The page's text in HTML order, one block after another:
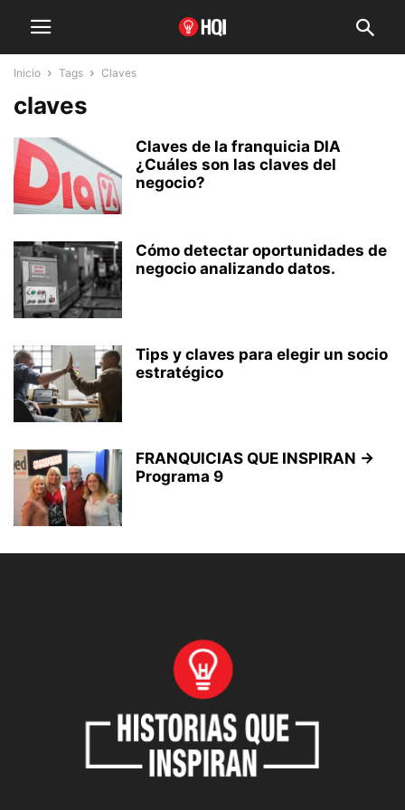
Inicio Tags Claves
claves
Claves de la franquicia DIA
¿Cuáles son las claves del
negocio?
Cómo detectar oportunidades de
negocio analizando datos.
Tips y claves para elegir un socio
estratégico
FRANQUICIAS QUE INSPIRAN →
Programa 9